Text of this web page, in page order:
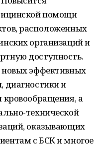
помощи
расположенных
организаций и
доступность.
новых эффективных
диагностики и
кровообращения, а
технической
оказывающих
с БСК и многое